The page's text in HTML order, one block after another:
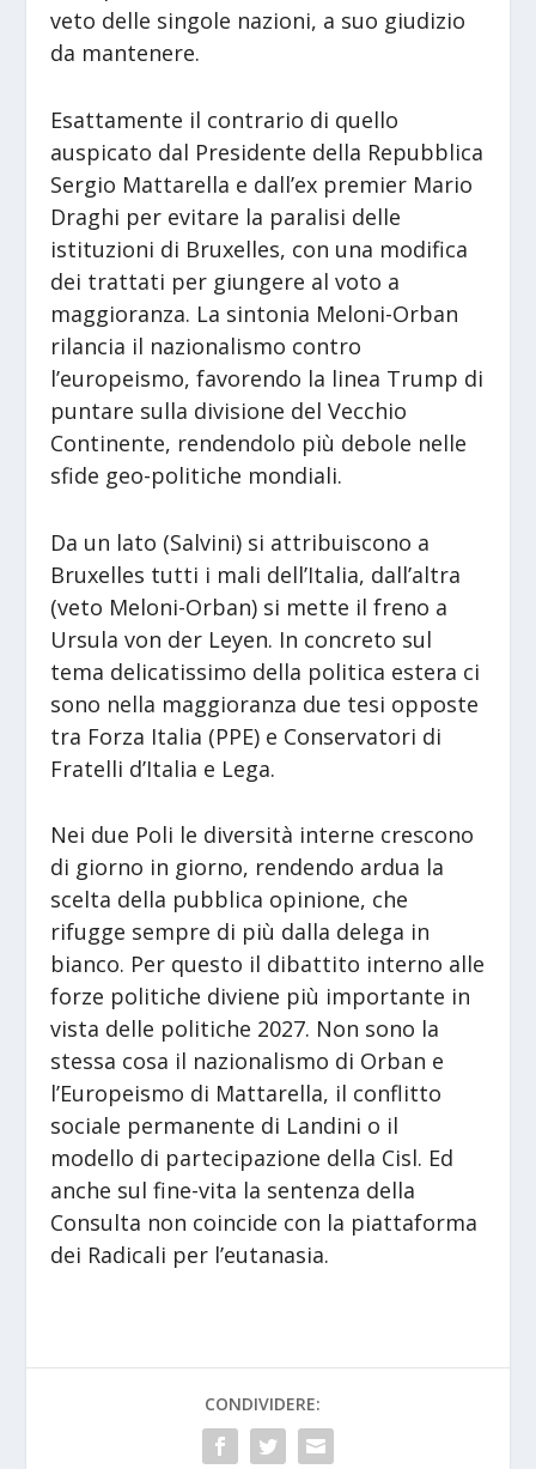
veto delle singole nazioni, a suo giudizio
da mantenere.
Esattamente il contrario di quello
auspicato dal Presidente della Repubblica
Sergio Mattarella e dall’ex premier Mario
Draghi per evitare la paralisi delle
istituzioni di Bruxelles, con una modifica
dei trattati per giungere al voto a
maggioranza. La sintonia Meloni-Orban
rilancia il nazionalismo contro
l’europeismo, favorendo la linea Trump di
puntare sulla divisione del Vecchio
Continente, rendendolo più debole nelle
sfide geo-politiche mondiali.
Da un lato (Salvini) si attribuiscono a
Bruxelles tutti i mali dell’Italia, dall’altra
(veto Meloni-Orban) si mette il freno a
Ursula von der Leyen. In concreto sul
tema delicatissimo della politica estera ci
sono nella maggioranza due tesi opposte
tra Forza Italia (PPE) e Conservatori di
Fratelli d’Italia e Lega.
Nei due Poli le diversità interne crescono
di giorno in giorno, rendendo ardua la
scelta della pubblica opinione, che
rifugge sempre di più dalla delega in
bianco. Per questo il dibattito interno alle
forze politiche diviene più importante in
vista delle politiche 2027. Non sono la
stessa cosa il nazionalismo di Orban e
l’Europeismo di Mattarella, il conflitto
sociale permanente di Landini o il
modello di partecipazione della Cisl. Ed
anche sul fine-vita la sentenza della
Consulta non coincide con la piattaforma
dei Radicali per l’eutanasia.
CONDIVIDERE: